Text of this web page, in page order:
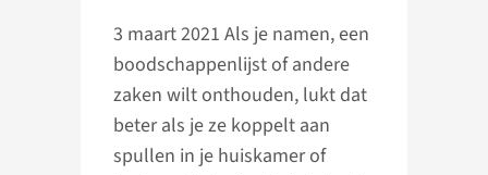
3 maart 2021 Als je namen, een
boodschappenlijst of andere
zaken wilt onthouden, lukt dat
beter als je ze koppelt aan
spullen in je huiskamer of